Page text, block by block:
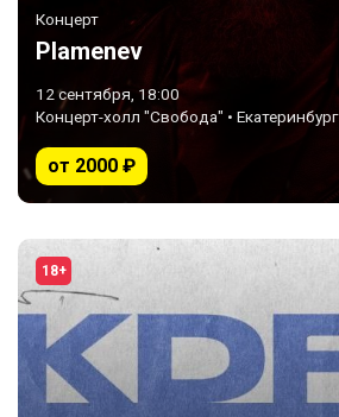
Концерт
Plamenev
12 сентября, 18:00
Концерт-холл "Свобода" • Екатеринбург
от 2000 ₽
18+